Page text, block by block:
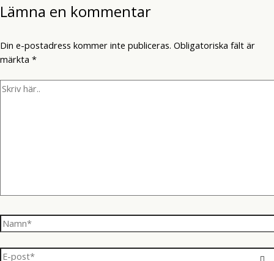
Lämna en kommentar
Din e-postadress kommer inte publiceras. Obligatoriska fält är
märkta *
Skriv
Namn*
E-